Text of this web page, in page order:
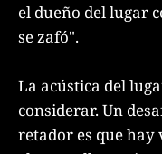
el dueño del lugar
se zafó".
La acústica del
considerar. Un
retador es que hay